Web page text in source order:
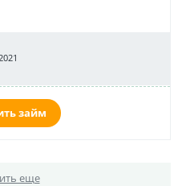
займ
еще